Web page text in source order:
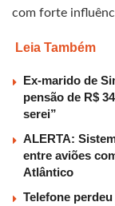
com forte
Leia Também
Ex-marido de
pensão de R$
serei”
ALERTA:
entre aviões
Atlântico
Telefone